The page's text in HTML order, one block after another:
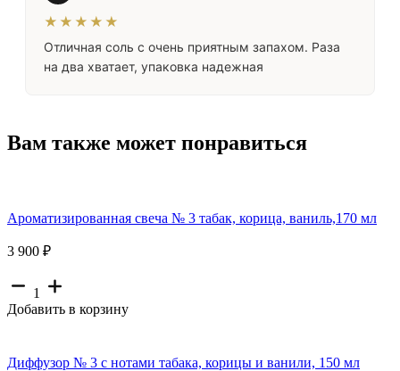
★★★★★
Отличная соль с очень приятным запахом. Раза
на два хватает, упаковка надежная
Вам также может понравиться
Ароматизированная свеча № 3 табак, корица, ваниль,170 мл
3 900 ₽
1
Добавить в корзину
Диффузор № 3 с нотами табака, корицы и ванили, 150 мл